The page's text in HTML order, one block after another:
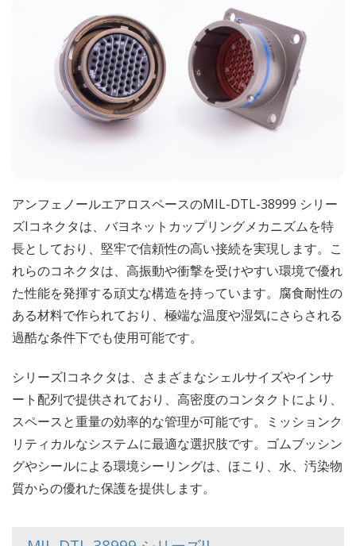
アンフェノールエアロスペースのMIL-DTL-38999 シリー
ズIコネクタは、バヨネットカップリングメカニズムを特
長としており、堅牢で信頼性の高い接続を実現します。こ
れらのコネクタは、高振動や衝撃を受けやすい環境で優れ
た性能を発揮する頑丈な構造を持っています。腐食耐性の
ある材料で作られており、極端な温度や湿気にさらされる
過酷な条件下でも使用可能です。
シリーズIコネクタは、さまざまなシェルサイズやインサ
ート配列で提供されており、高密度のコンタクトにより、
スペースと重量の効率的な管理が可能です。ミッションク
リティカルなシステムに最適な選択肢です。ゴムブッシン
グやシールによる環境シーリングは、ほこり、水、汚染物
質からの優れた保護を提供します。